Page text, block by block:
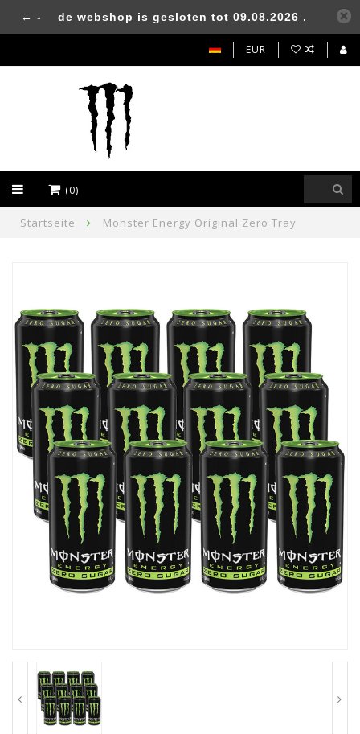
EUR
(0)
Startseite Monster Energy Original Zero Tray
← - de webshop is gesloten tot 09.08.2026 .